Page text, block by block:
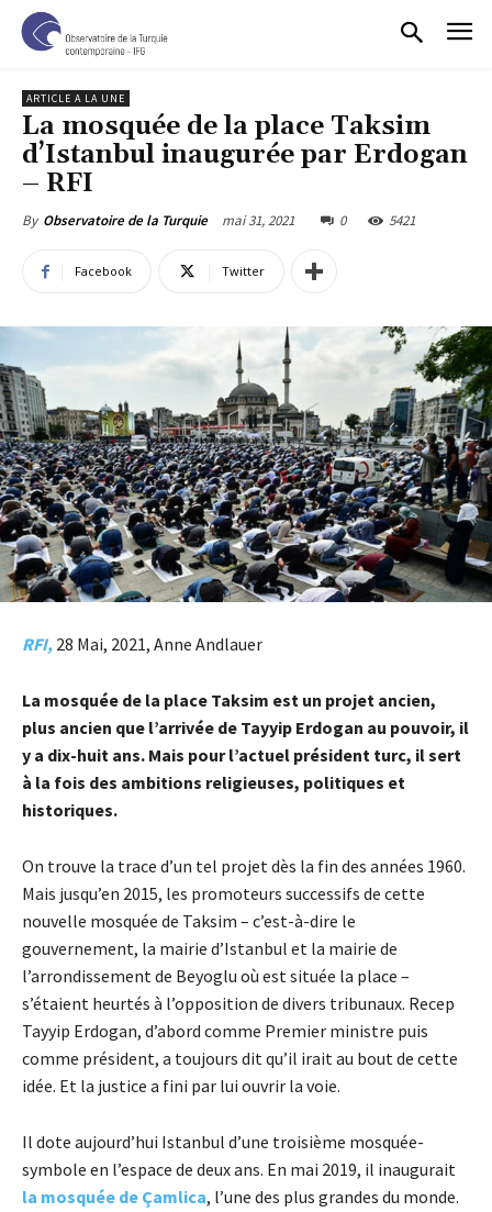
ARTICLE A LA UNE
La mosquée de la place Taksim
d’Istanbul inaugurée par Erdogan
– RFI
By Observatoire de la Turquie mai 31, 2021 0 5421
Facebook Twitter
RFI, 28 Mai, 2021, Anne Andlauer
La mosquée de la place Taksim est un projet ancien,
plus ancien que l’arrivée de Tayyip Erdogan au pouvoir, il
y a dix-huit ans. Mais pour l’actuel président turc, il sert
à la fois des ambitions religieuses, politiques et
historiques.
On trouve la trace d’un tel projet dès la fin des années 1960.
Mais jusqu’en 2015, les promoteurs successifs de cette
nouvelle mosquée de Taksim – c’est-à-dire le
gouvernement, la mairie d’Istanbul et la mairie de
l’arrondissement de Beyoglu où est située la place –
s’étaient heurtés à l’opposition de divers tribunaux. Recep
Tayyip Erdogan, d’abord comme Premier ministre puis
comme président, a toujours dit qu’il irait au bout de cette
idée. Et la justice a fini par lui ouvrir la voie.
Il dote aujourd’hui Istanbul d’une troisième mosquée-
symbole en l’espace de deux ans. En mai 2019, il inaugurait
la mosquée de Çamlica, l’une des plus grandes du monde.